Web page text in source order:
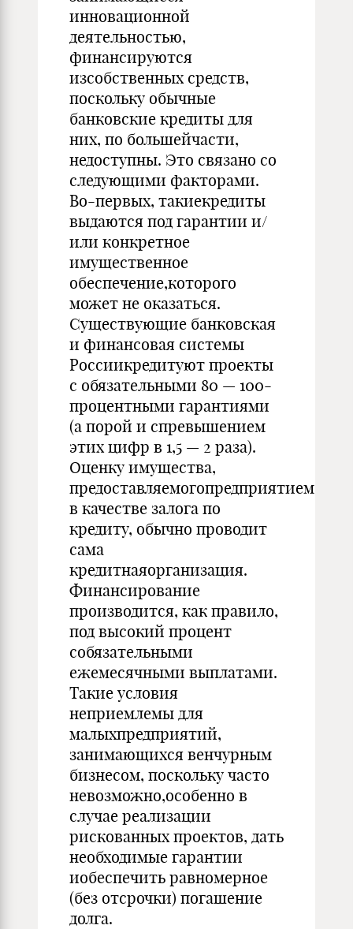
инновационной
деятельностью,
финансируются
изсобственных средств,
поскольку обычные
банковские кредиты для
них, по большейчасти,
недоступны. Это связано со
следующими факторами.
Во-первых, такиекредиты
выдаются под гарантии и/
или конкретное
имущественное
обеспечение,которого
может не оказаться.
Существующие банковская
и финансовая системы
Россиикредитуют проекты
с обязательными 80 — 100-
процентными гарантиями
(а порой и спревышением
этих цифр в 1,5 — 2 раза).
Оценку имущества,
предоставляемогопредприятием
в качестве залога по
кредиту, обычно проводит
сама
кредитнаяорганизация.
Финансирование
производится, как правило,
под высокий процент
собязательными
ежемесячными выплатами.
Такие условия
неприемлемы для
малыхпредприятий,
занимающихся венчурным
бизнесом, поскольку часто
невозможно,особенно в
случае реализации
рискованных проектов, дать
необходимые гарантии
иобеспечить равномерное
(без отсрочки) погашение
долга.